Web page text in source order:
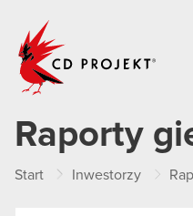
Raporty
Start Inwestorzy